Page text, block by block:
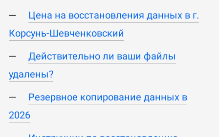
Цена на восстановления данных в г.
Корсунь-Шевченковский
Действительно ли ваши файлы
удалены?
Резервное копирование данных в
2026